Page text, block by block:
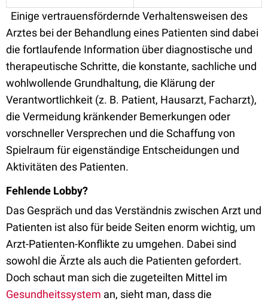
Einige vertrauensfördernde Verhaltensweisen des
Arztes bei der Behandlung eines Patienten sind dabei
die fortlaufende Information über diagnostische und
therapeutische Schritte, die konstante, sachliche und
wohlwollende Grundhaltung, die Klärung der
Verantwortlichkeit (z. B. Patient, Hausarzt, Facharzt),
die Vermeidung kränkender Bemerkungen oder
vorschneller Versprechen und die Schaffung von
Spielraum für eigenständige Entscheidungen und
Aktivitäten des Patienten.
Fehlende Lobby?
Das Gespräch und das Verständnis zwischen Arzt und
Patienten ist also für beide Seiten enorm wichtig, um
Arzt-Patienten-Konflikte zu umgehen. Dabei sind
sowohl die Ärzte als auch die Patienten gefordert.
Doch schaut man sich die zugeteilten Mittel im
Gesundheitssystem an, sieht man, dass die